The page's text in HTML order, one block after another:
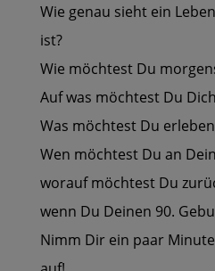
Wie genau sieht ein
ist?
Wie möchtest Du
Auf was möchtest Du
Was möchtest Du
Wen möchtest Du an
worauf möchtest Du
wenn Du Deinen 90.
Nimm Dir ein paar